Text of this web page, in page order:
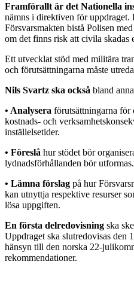
Framförallt är det Nationella
nämns i direktiven för uppdraget.
Försvarsmakten bistå Polisen
om det finns risk att civila skadas
Ett utvecklat stöd med militära
och förutsättningarna måste
Nils Svartz ska också bland
• Analysera förutsättningarna för
kostnads- och
inställelsetider.
• Föreslå hur stödet bör
lydnadsförhållanden bör utformas.
• Lämna förslag på hur
kan utnyttja respektive resurser
lösa uppgiften.
En första delredovisning ska
Uppdraget ska slutredovisas den
hänsyn till den norska 22-
rekommendationer.